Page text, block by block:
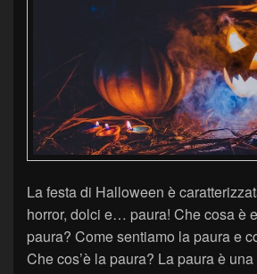
La festa di Halloween è
horror, dolci e… paura! Che cosa è
paura? Come sentiamo la paura e
Che cos’è la paura? La paura è